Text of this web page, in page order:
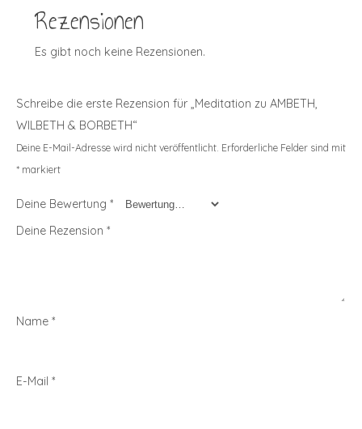
Rezensionen
Es gibt noch keine Rezensionen.
Schreibe die erste Rezension für „Meditation zu AMBETH,
WILBETH & BORBETH“
Deine E-Mail-Adresse wird nicht veröffentlicht. Erforderliche Felder sind mit
* markiert
Deine Bewertung *
Deine Rezension *
Name *
E-Mail *